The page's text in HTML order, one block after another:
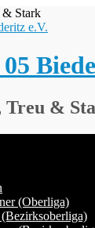
Treu &
(Oberliga)